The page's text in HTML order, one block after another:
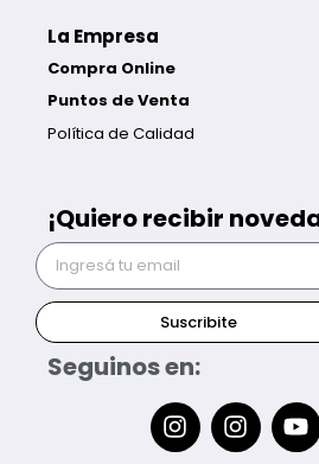
La Empresa
Compra Online
Puntos de Venta
Política de Calidad
¡Quiero recibir
Suscribite
Seguinos en: